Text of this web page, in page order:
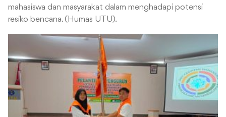
mahasiswa dan masyarakat dalam menghadapi potensi
resiko bencana. (Humas UTU).